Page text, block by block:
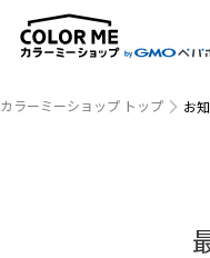
カラーミーショップ トップ お